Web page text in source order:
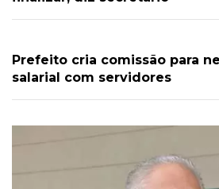
Prefeito cria comissão para
salarial com servidores